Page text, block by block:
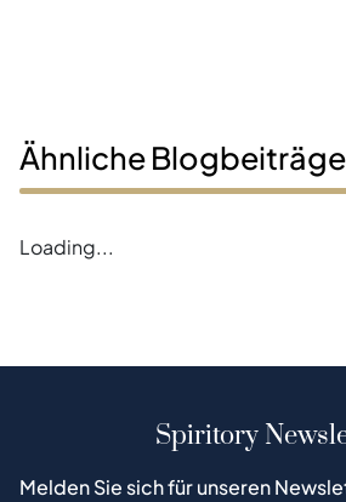
Ähnliche Blogbeiträge
Loading...
Spiritory
Melden Sie sich für unseren